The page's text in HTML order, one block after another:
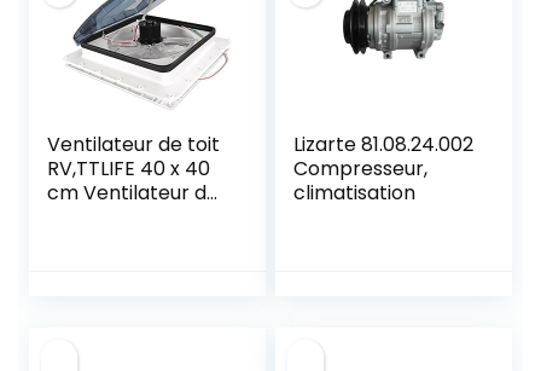
Ventilateur de toit
RV,TTLIFE 40 x 40
cm Ventilateur de
Lizarte 81.08.24.002
Compresseur,
climatisation